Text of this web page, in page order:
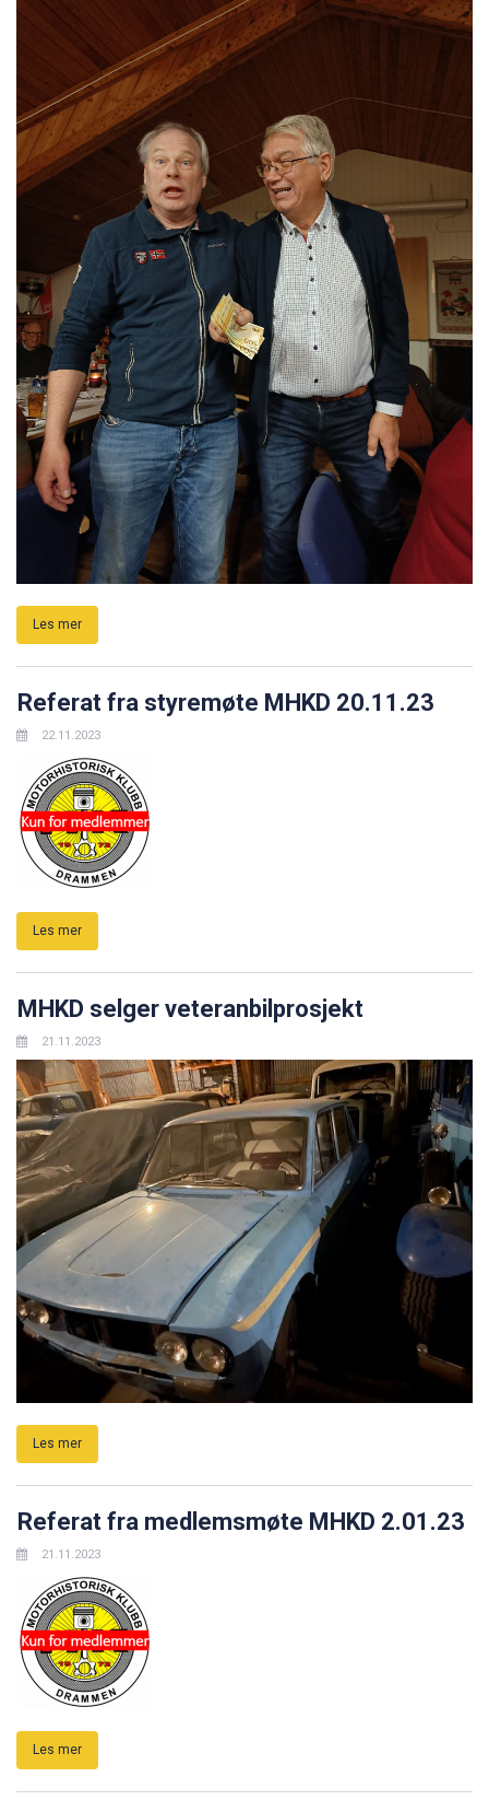
Les mer
Referat fra styremøte MHKD 20.11.23
22.11.2023
Les mer
MHKD selger veteranbilprosjekt
21.11.2023
Les mer
Referat fra medlemsmøte MHKD 2.01.23
21.11.2023
Les mer